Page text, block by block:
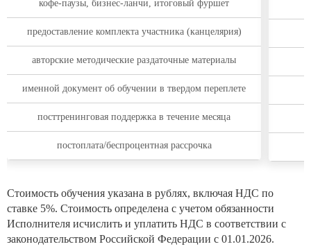
кофе-паузы, бизнес-ланчи, итоговый фуршет
предоставление комплекта участника (канцелярия)
авторские методические раздаточные материалы
именной документ об обучении в твердом переплете
посттренинговая поддержка в течение месяца
постоплата/беспроцентная рассрочка
Стоимость обучения указана в рублях, включая НДС по
ставке 5%. Стоимость определена с учетом обязанности
Исполнителя исчислить и уплатить НДС в соответствии с
законодательством Российской Федерации с 01.01.2026.